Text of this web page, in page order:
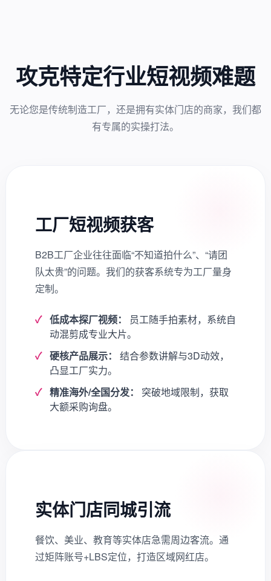
攻克特定行业短视频难题
无论您是传统制造工厂，还是拥有实体门店的商家，我们都
有专属的实操打法。
工厂短视频获客
B2B工厂企业往往面临“不知道拍什么”、“请团
队太贵”的问题。我们的获客系统专为工厂量身
定制。
低成本探厂视频：
员工随手拍素材，系统自
动混剪成专业大片。
硬核产品展示：
结合参数讲解与3D动效，
凸显工厂实力。
精准海外/全国分发：
突破地域限制，获取
大额采购询盘。
实体门店同城引流
餐饮、美业、教育等实体店急需周边客流。通
过矩阵账号+LBS定位，打造区域网红店。